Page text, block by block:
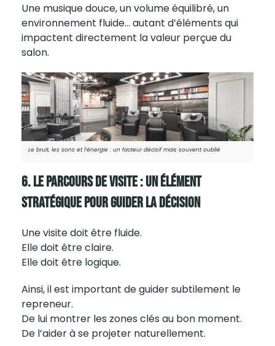
Une musique douce, un volume équilibré, un
environnement fluide… autant d’éléments qui
impactent directement la valeur perçue du
salon.
Le bruit, les sons et l’énergie : un facteur décisif mais souvent oublié
6. Le Parcours De Visite : Un Élément
Stratégique Pour Guider La Décision
Une visite doit être fluide.
Elle doit être claire.
Elle doit être logique.
Ainsi, il est important de guider subtilement le
repreneur.
De lui montrer les zones clés au bon moment.
De l’aider à se projeter naturellement.